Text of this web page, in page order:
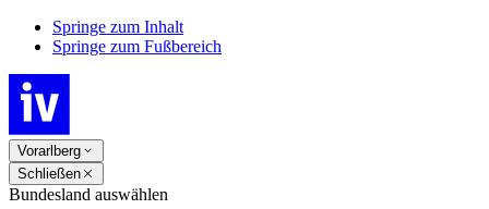
Springe zum Inhalt
Springe zum Fußbereich
Vorarlberg
Schließen
Bundesland auswählen